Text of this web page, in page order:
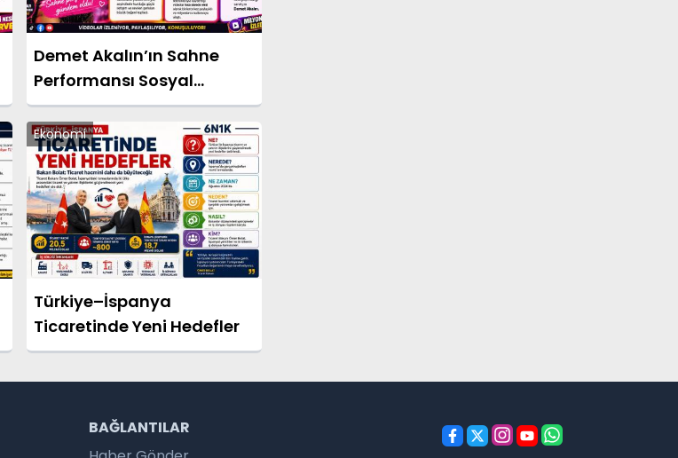
Demet Akalın’ın Sahne
Performansı Sosyal
Medyada Gündem Oldu
Ekonomi
Türkiye–İspanya
Ticaretinde Yeni Hedefler
BAĞLANTILAR